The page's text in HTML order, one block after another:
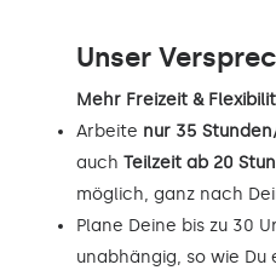
Unser
Mehr Freizeit &
Arbeite nur 35
auch Teilzeit ab 20
möglich, ganz nach
Plane Deine bis zu 30
unabhängig, so wie Du